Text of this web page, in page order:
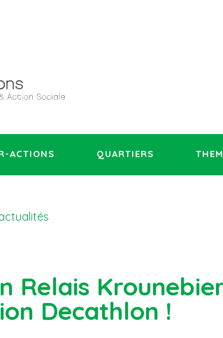
ACTIONS QUARTIERS
Relais
Decathlon !